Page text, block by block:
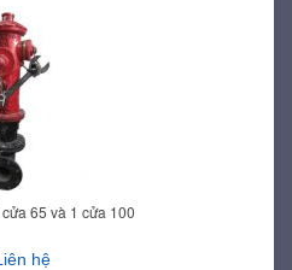
65 và 1 cửa 100
hệ